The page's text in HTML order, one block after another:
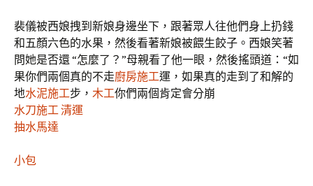
裴儀被西娘拽到新娘身邊坐下，跟著眾人往他們身上扔錢
和五顏六色的水果，然後看著新娘被餵生餃子。西娘笑著
問她是否還 “怎麼了？”母親看了他一眼，然後搖頭道：“如
果你們兩個真的不走廚房施工運，如果真的走到了和解的
地水泥施工步， 木工你們兩個肯定會分崩
水刀施工清運
抽水馬達
小包